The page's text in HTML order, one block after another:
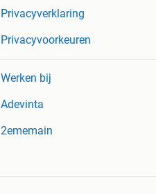
Privacyverklaring
Privacyvoorkeuren
Werken bij
Adevinta
2ememain